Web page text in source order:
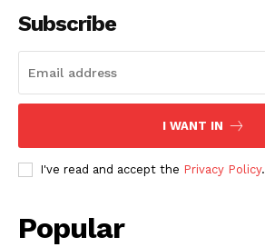
Subscribe
I WANT IN
I've read and accept the Privacy Policy.
Popular